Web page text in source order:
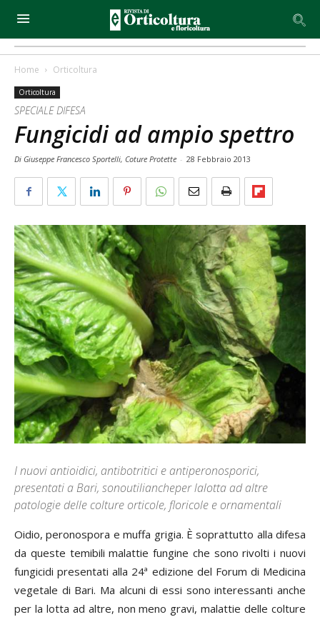
Home Orticoltura
Orticoltura
SPECIALE DIFESA
Fungicidi ad ampio spettro
Di Giuseppe Francesco Sportelli, Coture Protette - 28 Febbraio 2013
I nuovi antioidici, antibotritici e antiperonosporici,
presentati a Bari, sonoutiliancheper lalotta ad altre
patologie delle colture orticole, floricole e ornamentali
Oidio, peronospora e muffa grigia. È soprattutto alla difesa
da queste temibili malattie fungine che sono rivolti i nuovi
fungicidi presentati alla 24ª edizione del Forum di Medicina
vegetale di Bari. Ma alcuni di essi sono interessanti anche
per la lotta ad altre, non meno gravi, malattie delle colture